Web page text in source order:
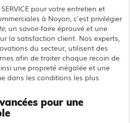
pour votre entretien et
à Noyon, c'est privilégier
, un savoir-faire éprouvé et une
la satisfaction client. Nos experts,
du secteur, utilisent des
afin de traiter chaque recoin de
une propreté inégalée et une
dans les conditions les plus
pour une